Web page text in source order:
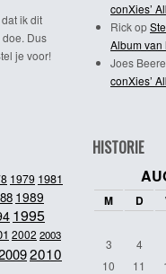
ik dit
Dus
je voor!
conXies’
Rickop
Album van
Joes
conXies’
1979 1981
1989
1995
2002 2003
2010
HISTORIE
M D
3
4
10
11